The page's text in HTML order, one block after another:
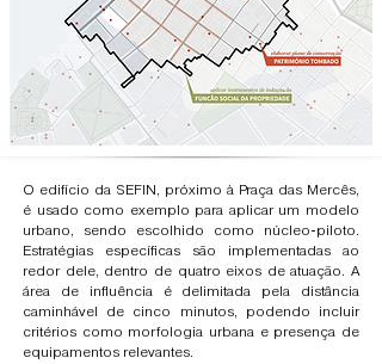
O edifício da SEFIN, próximo à Praça das Mercês,
é usado como exemplo para aplicar um modelo
urbano, sendo escolhido como núcleo-piloto.
Estratégias específicas são implementadas ao
redor dele, dentro de quatro eixos de atuação. A
área de influência é delimitada pela distância
caminhável de cinco minutos, podendo incluir
critérios como morfologia urbana e presença de
equipamentos relevantes.